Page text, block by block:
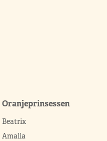
Oranjeprinsessen
Beatrix
Amalia